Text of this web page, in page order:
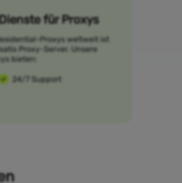
für Proxys
Proxys weltweit ist
Proxy-Server. Unsere
bieten:
24/7 Support